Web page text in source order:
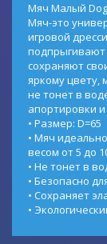
Мяч Малый
Мяч-это
игровой
подпрыгивают
сохраняют
яркому цвету,
не тонет в
апортировки и
• Размер: D=65
• Мяч
весом от 5 до
• Не тонет в
• Безопасно
• Сохраняет
•